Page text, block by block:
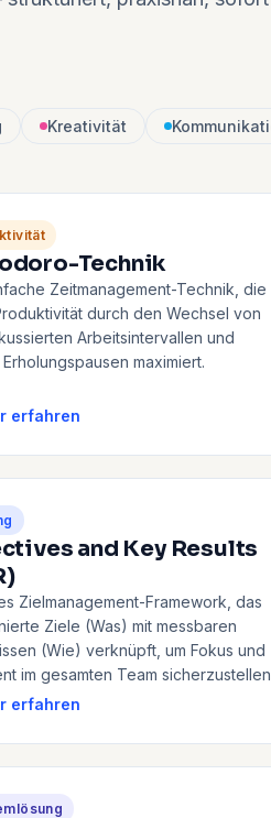
Kreativität
Technik
Zeitmanagement-Technik, die
durch den Wechsel von
Arbeitsintervallen und
maximiert.
erfahren
and Key Results
Zielmanagement-Framework, das
Ziele (Was) mit messbaren
(Wie) verknüpft, um Fokus und
im gesamten Team
erfahren